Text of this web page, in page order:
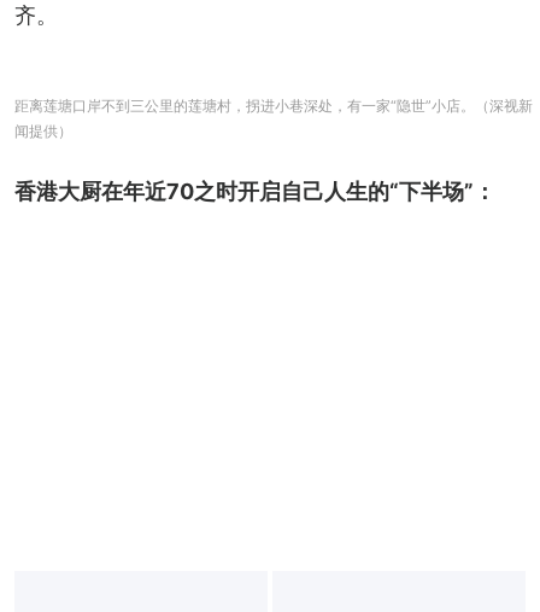
齐。
距离莲塘口岸不到三公里的莲塘村，拐进小巷深处，有一家“隐世”小店。（深视新
闻提供）
香港大厨在年近70之时开启自己人生的“下半场”：